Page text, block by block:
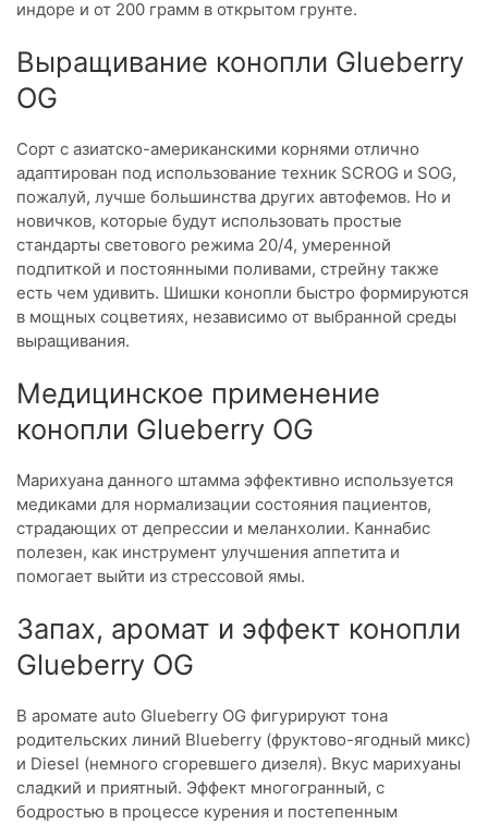
индоре и от 200 грамм в открытом грунте.
Выращивание конопли Glueberry
OG
Сорт с азиатско-американскими корнями отлично
адаптирован под использование техник SCROG и SOG,
пожалуй, лучше большинства других автофемов. Но и
новичков, которые будут использовать простые
стандарты светового режима 20/4, умеренной
подпиткой и постоянными поливами, стрейну также
есть чем удивить. Шишки конопли быстро формируются
в мощных соцветиях, независимо от выбранной среды
выращивания.
Медицинское применение
конопли Glueberry OG
Марихуана данного штамма эффективно используется
медиками для нормализации состояния пациентов,
страдающих от депрессии и меланхолии. Каннабис
полезен, как инструмент улучшения аппетита и
помогает выйти из стрессовой ямы.
Запах, аромат и эффект конопли
Glueberry OG
В аромате auto Glueberry OG фигурируют тона
родительских линий Blueberry (фруктово-ягодный микс)
и Diesel (немного сгоревшего дизеля). Вкус марихуаны
сладкий и приятный. Эффект многогранный, с
бодростью в процессе курения и постепенным